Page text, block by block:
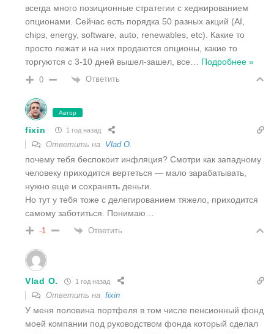
всегда много позиционные стратегии с хеджированием
опционами. Сейчас есть порядка 50 разных акций (AI,
chips, energy, software, auto, renewables, etc). Какие то
просто лежат и на них продаются опционы, какие то
торгуются с 3-10 дней вышел-зашел, все
Подробнее »
0 Ответить
Автор
fixin 1 год назад
Ответить на Vlad O.
почему тебя беспокоит инфляция? Смотри как западному
человеку приходится вертеться — мало зарабатывать,
нужно еще и сохранять деньги.
Но тут у тебя тоже с делегированием тяжело, приходится
самому заботиться. Понимаю…
-1 Ответить
Vlad O. 1 год назад
Ответить на fixin
У меня половина портфеля в том числе пенсионный фонд
моей компании под руководством фонда который сделал